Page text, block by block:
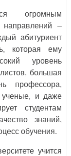
огромным
–
абитуриент
которая ему
уровень
большая
профессора,
ученые, и даже
студентам
знаний,
обучения.
учится